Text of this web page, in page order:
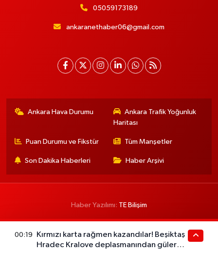
05059173189
ankaranethaber06@gmail.com
Ankara Hava Durumu
Ankara Trafik Yoğunluk
Haritası
Puan Durumu ve Fikstür Tüm Manşetler
Son Dakika Haberleri Haber Arşivi
Haber Yazılımı: TE Bilişim
00:19
Kırmızı karta rağmen kazandılar! Beşiktaş
Hradec Kralove deplasmanından gülerek